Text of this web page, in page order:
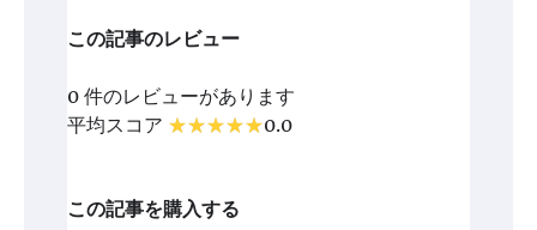
この記事のレビュー
0 件のレビューがあります
平均スコア
0.0
この記事を購入する